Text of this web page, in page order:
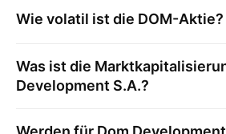
Wie volatil ist die DOM-Aktie?
Was ist die
Development S.A.?